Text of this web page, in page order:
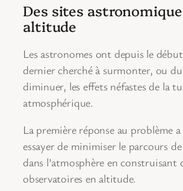
Des sites
altitude
Les astronomes ont depuis le
dernier cherché à surmonter, ou
diminuer, les effets néfastes de la
atmosphérique.
La première réponse au problème
essayer de minimiser le parcours
dans l’atmosphère en construisant
observatoires en altitude.